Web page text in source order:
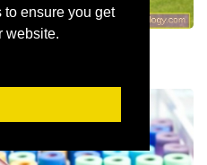
ensure you get
website.